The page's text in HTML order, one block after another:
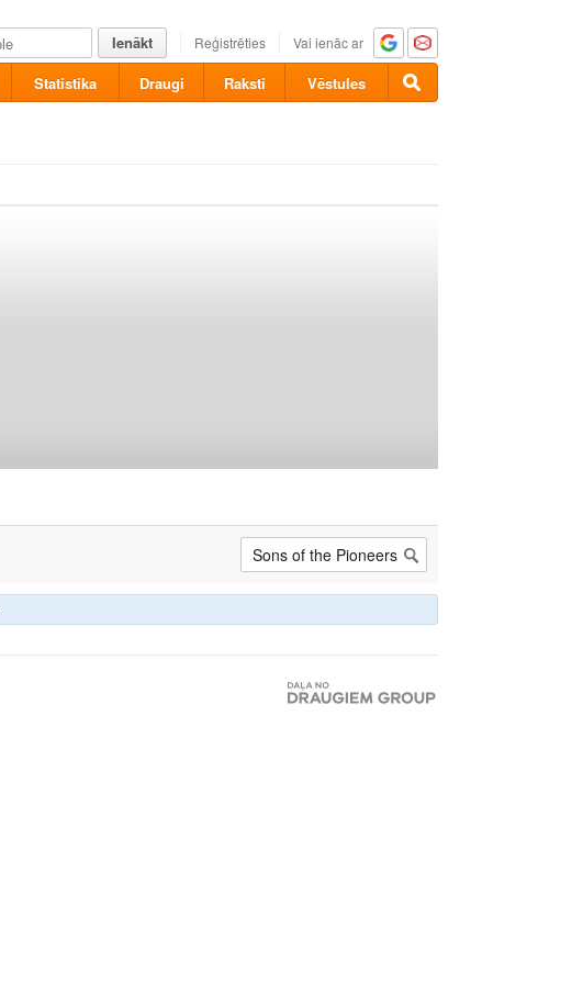
Ienākt Reģistrēties Vai ienāc ar
Statistika Draugi Raksti Vēstules